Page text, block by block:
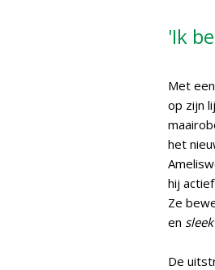
'Ik
Met
op zijn
het
hij
Ze
en sleek
De